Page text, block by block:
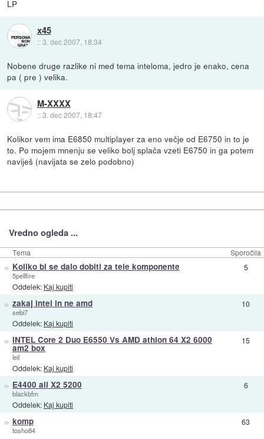
LP
x45
::3. dec 2007, 18:34
Nobene druge razlike ni med tema inteloma, jedro je enako, cena
pa ( pre ) velika.
M-XXXX
::3. dec 2007, 18:47
Kolikor vem ima E6850 multiplayer za eno večje od E6750 in to je
to. Po mojem mnenju se veliko bolj splača vzeti E6750 in ga potem
naviješ (navijata se zelo podobno)
Vredno ogleda ...
Tema Sporočila
» Koliko bi se dalo dobiti za tele komponente
5pellfire
Oddelek: Kaj kupiti
5
» zakaj intel in ne amd
sebi7
Oddelek: Kaj kupiti
10
» INTEL Core 2 Duo E6550 Vs AMD athlon 64 X2 6000
am2 box
leil
Oddelek: Kaj kupiti
15
» E4400 ali X2 5200
blackbfm
Oddelek: Kaj kupiti
6
» komp
tosho84
63